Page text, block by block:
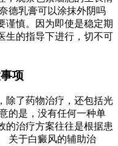
德乳膏可以涂抹外阴吗
谨慎。因为即使是稳定期
生的指导下进行，切不可
项
除了药物治疗，还包括光
的是，没有任何一种单
的治疗方案往往是根据患
关于白癜风的辅助治